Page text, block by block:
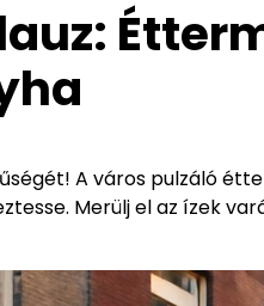
A város pulzáló
Merülj el az ízek